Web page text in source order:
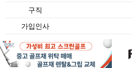
구직
가입인사